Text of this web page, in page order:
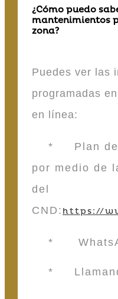
¿Cómo puedo
mantenimientos
zona?
Puedes ver las
programadas
en línea:
* Plan de
por medio de
del
CND: https://
*
*